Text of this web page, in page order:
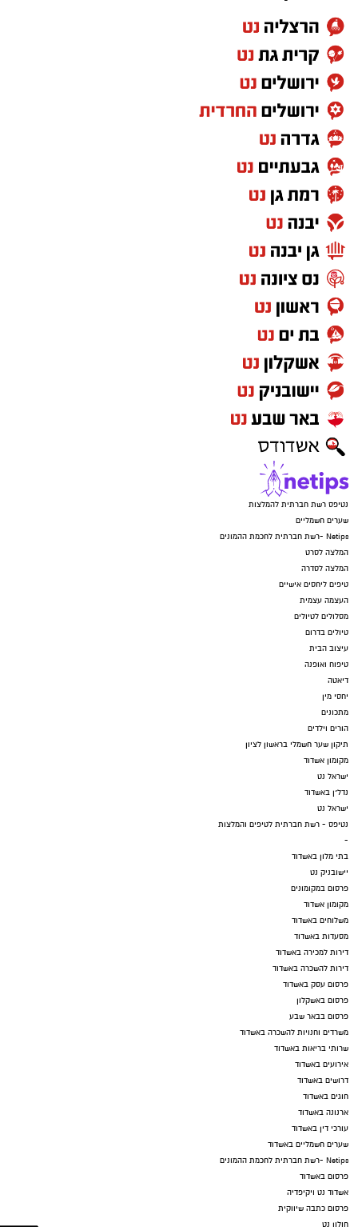
נטיפס רשת חברתית להמלצות
שערים חשמליים
Netips -רשת חברתית לחכמת ההמונים
המלצה לסרט
המלצה לסדרה
טיפים ליחסים אישיים
העצמה עצמית
מסלולים לטיולים
טיולים בדרום
עיצוב הבית
טיפוח ואופנה
דיאטה
יחסי מין
מתכונים
הורים וילדים
תיקון שער חשמלי בראשון לציון
מקומון אשדוד
ישראל נט
נדל"ן באשדוד
ישראל נט
נטיפס - רשת חברתית לטיפים והמלצות
-
בתי מלון באשדוד
יישובניק נט
פרסום במקומונים
מקומון אשדוד
משלוחים באשדוד
מסעדות באשדוד
דירות למכירה באשדוד
דירות להשכרה באשדוד
פרסום עסק באשדוד
פרסום באשקלון
פרסום בבאר שבע
משרדים וחנויות להשכרה באשדוד
שרותי בריאות באשדוד
אירועים באשדוד
דרושים באשדוד
חוגים באשדוד
ארנונה באשדוד
עורכי דין באשדוד
שערים חשמליים באשדוד
Netips -רשת חברתית לחכמת ההמונים
פרסום באשדוד
אשדוד נט ויקיפדיה
פרסום כתבה שיווקית
חולון נט